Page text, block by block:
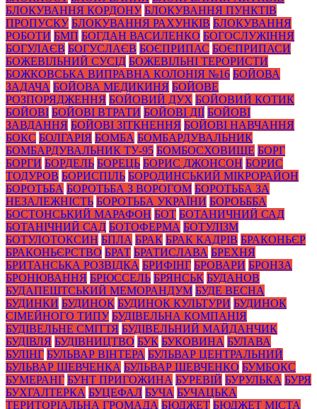
БЛОКУВАННЯ КОРДОНУ БЛОКУВАННЯ ПУНКТІВ
ПРОПУСКУ БЛОКУВАННЯ РАХУНКІВ БЛОКУВАННЯ
РОБОТИ БМП БОГДАН ВАСИЛЕНКО БОГОСЛУЖІННЯ
БОГУЛАЄВ БОГУСЛАЄВ БОЄПРИПАС БОЄПРИПАСИ
БОЖЕВІЛЬНИЙ СУСІД БОЖЕВІЛЬНІ ТЕРОРИСТИ
БОЖКОВСЬКА ВИПРАВНА КОЛОНІЯ №16 БОЙОВА
ЗАДАЧА БОЙОВА МЕДИКИНЯ БОЙОВЕ
РОЗПОРЯДЖЕННЯ БОЙОВИЙ ДУХ БОЙОВИЙ КОТИК
БОЙОВІ БОЙОВІ ВТРАТИ БОЙОВІ ДІЇ БОЙОВІ
ЗАВДАННЯ БОЙОВІ ЗІТКНЕННЯ БОЙОВІ НАВЧАННЯ
БОКС БОЛГАРІЯ БОМБА БОМБАРДУВАЛЬНИК
БОМБАРДУВАЛЬНИК ТУ-95 БОМБОСХОВИЩЕ БОРГ
БОРГИ БОРДЕЛЬ БОРЕЦЬ БОРИС ДЖОНСОН БОРИС
ТОДУРОВ БОРИСПІЛЬ БОРОДИНСЬКИЙ МІКРОРАЙОН
БОРОТЬБА БОРОТЬБА З ВОРОГОМ БОРОТЬБА ЗА
НЕЗАЛЕЖНІСТЬ БОРОТЬБА УКРАЇНИ БОРОЬББА
БОСТОНСЬКИЙ МАРАФОН БОТ БОТАНИЧНИЙ САД
БОТАНІЧНИЙ САД БОТОФЕРМА БОТУЛІЗМ
БОТУЛОТОКСИН БПЛА БРАК БРАК КАДРІВ БРАКОНЬЄР
БРАКОНЬЄРСТВО БРАТ БРАТИСЛАВА БРЕХНЯ
БРИТАНСЬКА РОЗВІДКА БРИФІНГ БРОВАРИ БРОНЗА
БРОНЮВАННЯ БРЮССЕЛЬ БРЯНСЬК БУДАНОВ
БУДАПЕШТСЬКИЙ МЕМОРАНДУМ БУДЕ ВЕСНА
БУДИНКИ БУДИНОК БУДИНОК КУЛЬТУРИ БУДИНОК
СІМЕЙНОГО ТИПУ БУДІВЕЛЬНА КОМПАНІЯ
БУДІВЕЛЬНЕ СМІТТЯ БУДІВЕЛЬНИЙ МАЙДАНЧИК
БУДІВЛЯ БУДІВНИЦТВО БУК БУКОВИНА БУЛАВА
БУЛІНГ БУЛЬВАР ВІНТЕРА БУЛЬВАР ЦЕНТРАЛЬНИЙ
БУЛЬВАР ШЕВЧЕНКА БУЛЬВАР ШЕВЧЕНКО БУМБОКС
БУМЕРАНГ БУНТ ПРИГОЖИНА БУРЕВІЙ БУРУЛЬКА БУРЯ
БУХГАЛТЕРКА БУЦЕФАЛ БУЧА БУЧАЦЬКА
ТЕРИТОРІАЛЬНА ГРОМАДА БЮДЖЕТ БЮДЖЕТ МІСТА